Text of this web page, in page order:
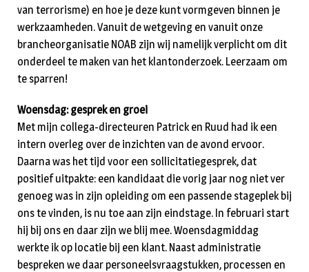
van terrorisme) en hoe je deze kunt vormgeven binnen je
werkzaamheden. Vanuit de wetgeving en vanuit onze
brancheorganisatie NOAB zijn wij namelijk verplicht om dit
onderdeel te maken van het klantonderzoek. Leerzaam om
te sparren!
Woensdag: gesprek en groei
Met mijn collega-directeuren Patrick en Ruud had ik een
intern overleg over de inzichten van de avond ervoor.
Daarna was het tijd voor een sollicitatiegesprek, dat
positief uitpakte: een kandidaat die vorig jaar nog niet ver
genoeg was in zijn opleiding om een passende stageplek bij
ons te vinden, is nu toe aan zijn eindstage. In februari start
hij bij ons en daar zijn we blij mee. Woensdagmiddag
werkte ik op locatie bij een klant. Naast administratie
bespreken we daar personeelsvraagstukken, processen en